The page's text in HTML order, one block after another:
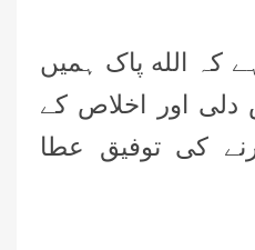
کہ الله پاک ہمیں
دلی اور اخلاص کے
کی توفیق عطا